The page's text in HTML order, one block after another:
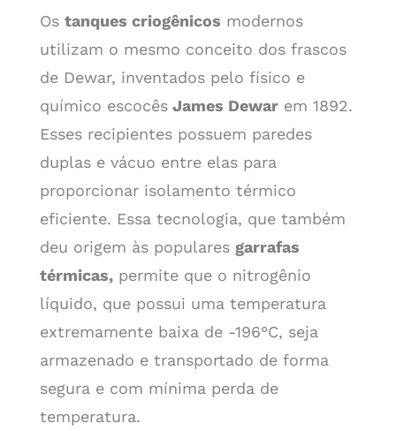
Os tanques criogênicos modernos
utilizam o mesmo conceito dos frascos
de Dewar, inventados pelo físico e
químico escocês James Dewar em 1892.
Esses recipientes possuem paredes
duplas e vácuo entre elas para
proporcionar isolamento térmico
eficiente. Essa tecnologia, que também
deu origem às populares garrafas
térmicas, permite que o nitrogênio
líquido, que possui uma temperatura
extremamente baixa de -196°C, seja
armazenado e transportado de forma
segura e com mínima perda de
temperatura.